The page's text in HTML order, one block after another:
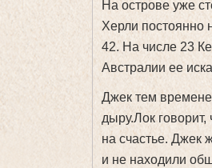
На острове уже
Херли постоянно
42. На числе 23
Австралии ее
Джек тем
дыру.Лок говорит,
на счастье. Джек
и не находили